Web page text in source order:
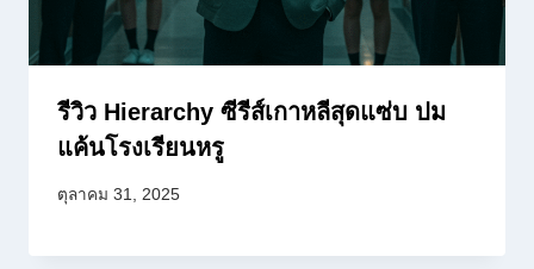
รีวิว Hierarchy ซีรีส์เกาหลีสุดแซ่บ ปม
แค้นโรงเรียนหรู
ตุลาคม 31, 2025